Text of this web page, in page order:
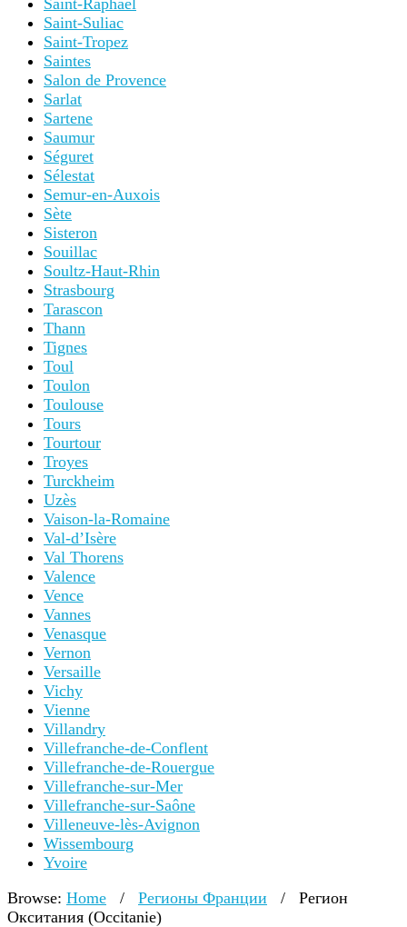
Saint-Raphaël
Saint-Suliac
Saint-Tropez
Saintes
Salon de Provence
Sarlat
Sartene
Saumur
Séguret
Sélestat
Semur-en-Auxois
Sète
Sisteron
Souillac
Soultz-Haut-Rhin
Strasbourg
Tarascon
Thann
Tignes
Toul
Toulon
Toulouse
Tours
Tourtour
Troyes
Turckheim
Uzès
Vaison-la-Romaine
Val-d’Isère
Val Thorens
Valence
Vence
Vannes
Venasque
Vernon
Versaille
Vichy
Vienne
Villandry
Villefranche-de-Conflent
Villefranche-de-Rouergue
Villefranche-sur-Mer
Villefranche-sur-Saône
Villeneuve-lès-Avignon
Wissembourg
Yvoire
Browse: Home / Регионы Франции /
Регион
Окситания (Occitanie)